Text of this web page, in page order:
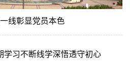
线彰显党员本色
学习不断线学深悟透守初心